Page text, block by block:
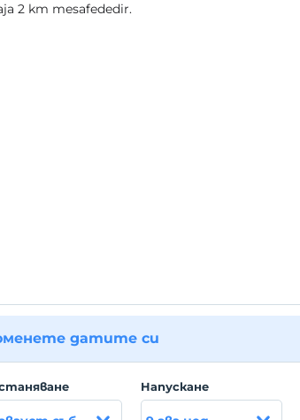
2 km mesafededir.
датите си
Hапускане